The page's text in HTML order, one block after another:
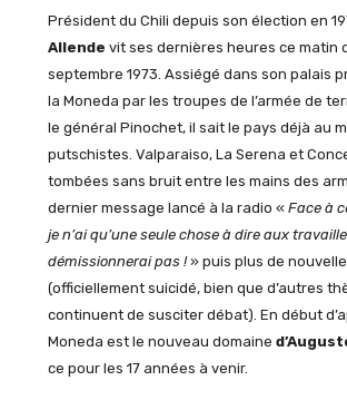
Président du Chili depuis son élection en
Allende vit ses dernières heures ce matin
septembre 1973. Assiégé dans son palais
la Moneda par les troupes de l’armée de
le général Pinochet, il sait le pays déjà au
putschistes. Valparaiso, La Serena et
tombées sans bruit entre les mains des
dernier message lancé à la radio « Face à
je n’ai qu’une seule chose à dire aux
démissionnerai pas !» puis plus de
(officiellement suicidé, bien que d’autres
continuent de susciter débat). En début
Moneda est le nouveau domaine
ce pour les 17 années à venir.